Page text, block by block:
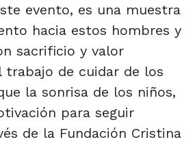
evento, es una muestra
hacia estos hombres y
sacrificio y valor
trabajo de cuidar de los
la sonrisa de los niños,
para seguir
de la Fundación Cristina